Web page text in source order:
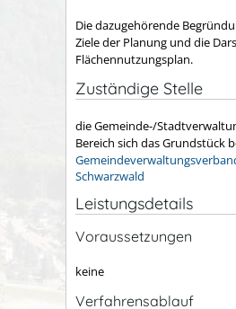
Die dazugehörende
Ziele der Planung und die
Flächennutzungsplan.
Zuständige Stelle
die Gemeinde-/
Bereich sich das Grundstück
Schwarzwald
Leistungsdetails
Voraussetzungen
keine
Verfahrensablauf